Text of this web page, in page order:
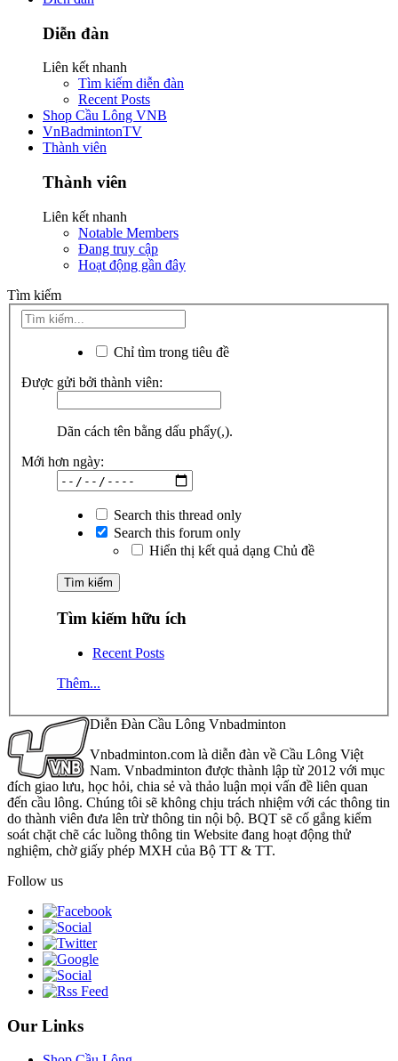
Diễn đàn
Liên kết nhanh
Tìm kiếm diễn đàn
Recent Posts
Shop Cầu Lông VNB
VnBadmintonTV
Thành viên
Thành viên
Liên kết nhanh
Notable Members
Đang truy cập
Hoạt động gần đây
Tìm kiếm
Chỉ tìm trong tiêu đề
Được gửi bởi thành viên:
Dãn cách tên bằng dấu phẩy(,).
Mới hơn ngày:
Search this thread only
Search this forum only
Hiển thị kết quả dạng Chủ đề
Tìm kiếm hữu ích
Recent Posts
Thêm...
Diễn Đàn Cầu Lông Vnbadminton
Vnbadminton.com là diễn đàn về Cầu Lông Việt
Nam. Vnbadminton được thành lập từ 2012 với mục
đích giao lưu, học hỏi, chia sẻ và thảo luận mọi vấn đề liên quan
đến cầu lông. Chúng tôi sẽ không chịu trách nhiệm với các thông tin
do thành viên đưa lên trừ thông tin nội bộ. BQT sẽ cố gắng kiểm
soát chặt chẽ các luồng thông tin Website đang hoạt động thử
nghiệm, chờ giấy phép MXH của Bộ TT & TT.
Follow us
Our Links